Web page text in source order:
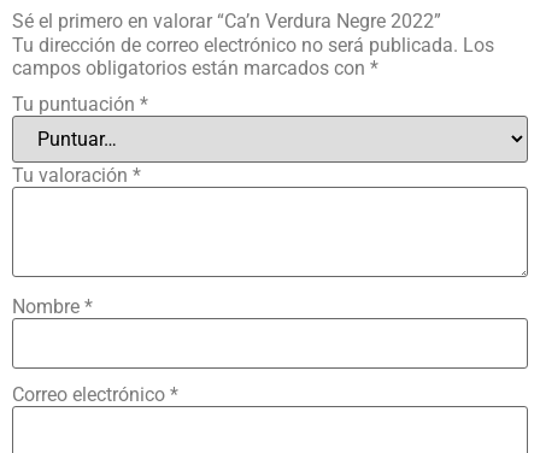
Sé el primero en valorar “Ca’n Verdura Negre 2022”
Tu dirección de correo electrónico no será publicada. Los
campos obligatorios están marcados con *
Tu puntuación *
Tu valoración *
Nombre *
Correo electrónico *